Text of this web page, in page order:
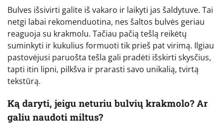
Bulves išsivirti galite iš vakaro ir laikyti jas šaldytuve. Tai
netgi labai rekomenduotina, nes šaltos bulvės geriau
reaguoja su krakmolu. Tačiau pačią tešlą reikėtų
suminkyti ir kukulius formuoti tik prieš pat virimą. Ilgiau
pastovėjusi paruošta tešla gali pradėti išskirti skysčius,
tapti itin lipni, pilkšva ir prarasti savo unikalią, tvirtą
tekstūrą.
Ką daryti, jeigu neturiu bulvių krakmolo? Ar
galiu naudoti miltus?